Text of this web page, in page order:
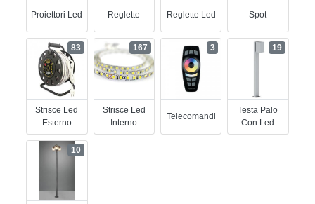
Proiettori Led Reglette Reglette Led Spot
Strisce Led
Esterno
83
Strisce Led
Interno
167
Telecomandi
3
Testa Palo
Con Led
19
10